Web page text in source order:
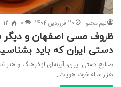
تیم محتوا 20 فروردین 1404 0
13
ظروف مسی اصفهان و دیگر
دستی ایران که باید
صنایع دستی ایران، آیینه‌ای از فرهنگ و هنر
هزار ساله خود، هویت…